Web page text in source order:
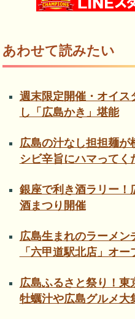
あわせて読みたい
週末限定開催・オイス
し「広島かき」堪能
広島の汁なし担担麺が
シビ辛旨にハマってく
銀座で利き酒ラリー！
酒まつり開催
広島生まれのラーメ
「六甲道駅北店」オ
広島ふるさと祭り！
牡蠣汁や広島グルメ大